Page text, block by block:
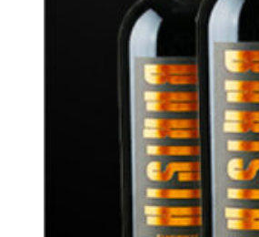
Sonoma County sở hữu hơn 60 loại đất
chính, được đánh giá có mức độ đa
cả nước Pháp. Những nhóm đất phổ
Thoát nước tốt,
nho chất lượng cao.
Giàu khoáng chất,
trúc và độ đậm đà.
Giữ nước và dinh dưỡng
Đất phù sa và đất trầm tích:
và vùng ven biển, mang lại điều
Chính sự phong phú về thổ nhưỡng đã